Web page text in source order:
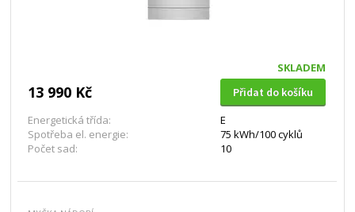
SKLADEM
13 990 Kč
Přidat do košíku
Energetická třída:
E
Spotřeba el. energie:
75 kWh/100 cyklů
Počet sad:
10